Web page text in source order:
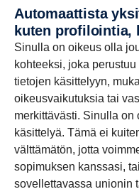
Automaattista yksittäispäätöksentekoa,
kuten profilointia,
Sinulla on oikeus olla
kohteeksi, joka
tietojen käsittelyyn,
oikeusvaikutuksia tai
merkittävästi. Sinulla on
käsittelyä. Tämä ei
välttämätön, jotta
sopimuksen kanssasi,
sovellettavassa unionin